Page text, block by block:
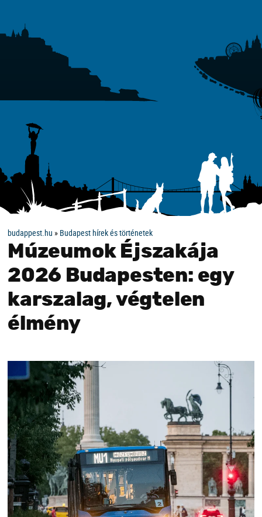
budappest.hu » Budapest hírek és történetek
Múzeumok Éjszakája
2026 Budapesten: egy
karszalag, végtelen
élmény